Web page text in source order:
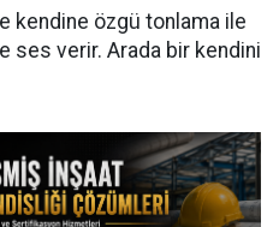
kendine özgü tonlama ile
ses verir. Arada bir kendini